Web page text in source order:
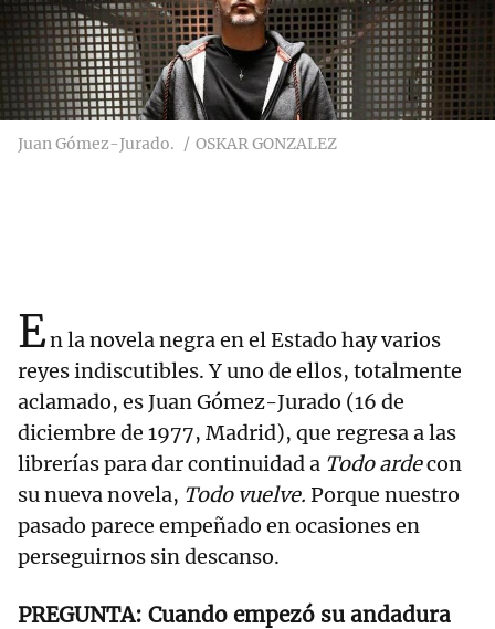
Juan Gómez-Jurado. OSKAR GONZALEZ
En la novela negra en el Estado hay varios
reyes indiscutibles. Y uno de ellos, totalmente
aclamado, es Juan Gómez-Jurado (16 de
diciembre de 1977, Madrid), que regresa a las
librerías para dar continuidad a Todo ardecon
su nueva novela, Todo vuelve. Porque nuestro
pasado parece empeñado en ocasiones en
perseguirnos sin descanso.
Cuando empezó su andadura